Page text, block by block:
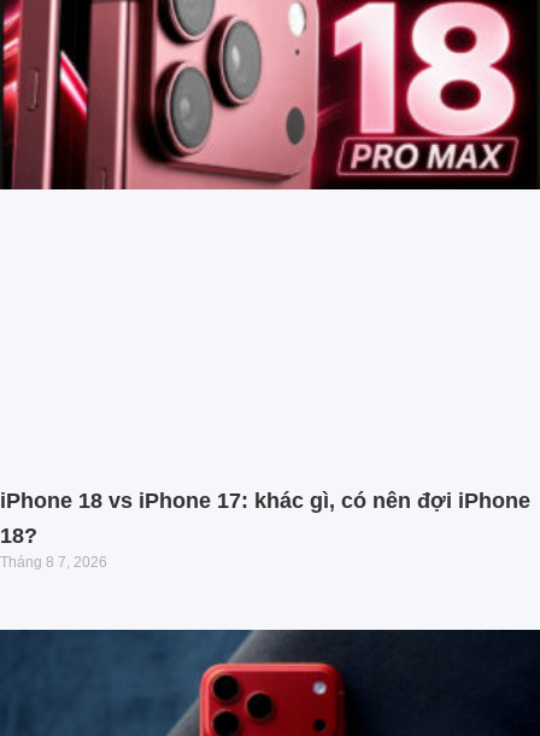
iPhone 18 vs iPhone 17: khác gì, có nên đợi iPhone
18?
Tháng 8 7, 2026